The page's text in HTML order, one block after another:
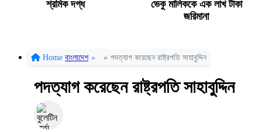
শ্রমিক দগ্ধ
ভেকু মালিককে এক লাখ টাকা
জরিমানা
Home বাংলাদেশ » » পদত্যাগ করেছেন রাষ্ট্রপতি সাহাবুদ্দিন
পদত্যাগ করেছেন রাষ্ট্রপতি সাহাবুদ্দিন